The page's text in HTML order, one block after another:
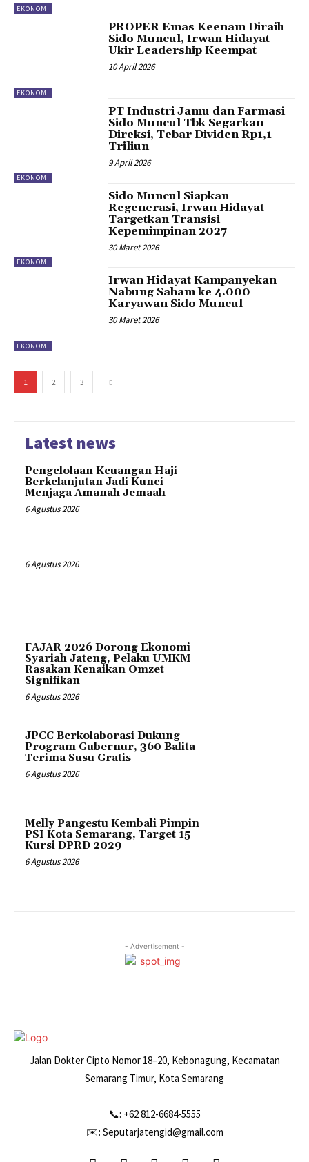
EKONOMI
EKONOMI
PROPER Emas Keenam Diraih
Sido Muncul, Irwan Hidayat
Ukir Leadership Keempat
10 April 2026
EKONOMI
PT Industri Jamu dan Farmasi
Sido Muncul Tbk Segarkan
Direksi, Tebar Dividen Rp1,1
Triliun
9 April 2026
EKONOMI
Sido Muncul Siapkan
Regenerasi, Irwan Hidayat
Targetkan Transisi
Kepemimpinan 2027
30 Maret 2026
EKONOMI
Irwan Hidayat Kampanyekan
Nabung Saham ke 4.000
Karyawan Sido Muncul
30 Maret 2026
1 2 3
Latest news
Pengelolaan Keuangan Haji
Berkelanjutan Jadi Kunci
Menjaga Amanah Jemaah
6 Agustus 2026
6 Agustus 2026
FAJAR 2026 Dorong Ekonomi
Syariah Jateng, Pelaku UMKM
Rasakan Kenaikan Omzet
Signifikan
6 Agustus 2026
JPCC Berkolaborasi Dukung
Program Gubernur, 360 Balita
Terima Susu Gratis
6 Agustus 2026
Melly Pangestu Kembali Pimpin
PSI Kota Semarang, Target 15
Kursi DPRD 2029
6 Agustus 2026
- Advertisement -
Jalan Dokter Cipto Nomor 18–20, Kebonagung, Kecamatan
Semarang Timur, Kota Semarang
📞: +62 812-6684-5555
✉️: Seputarjatengid@gmail.com